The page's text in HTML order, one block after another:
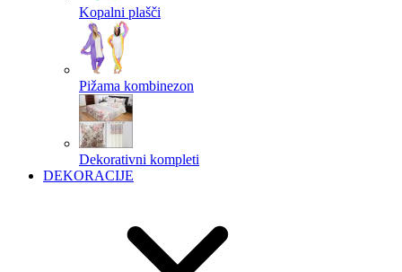
Kopalni plašči
Pižama kombinezon
Dekorativni kompleti
DEKORACIJE